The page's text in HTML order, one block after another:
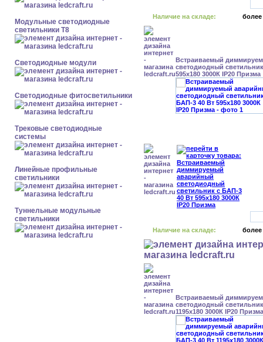
Модульные светодиодные
светильники Т8
Светодиодные модули
Светодиодные фитосветильники
Трековые светодиодные
системы
Линейные профильные
светильники
Туннельные модульные
светильники
Наличие на складе: более
Встраиваемый
светодиодный
595x180 3000К IP20 Призма
Наличие на складе: более
Встраиваемый
светодиодный
1195x180 3000К IP20 Призма